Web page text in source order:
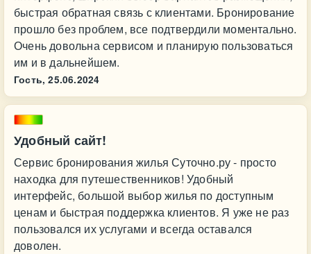
быстрая обратная связь с клиентами. Бронирование
прошло без проблем, все подтвердили моментально.
Очень довольна сервисом и планирую пользоваться
им и в дальнейшем.
Гость, 25.06.2024
Удобный сайт!
Сервис бронирования жилья Суточно.ру - просто
находка для путешественников! Удобный
интерфейс, большой выбор жилья по доступным
ценам и быстрая поддержка клиентов. Я уже не раз
пользовался их услугами и всегда оставался
доволен.